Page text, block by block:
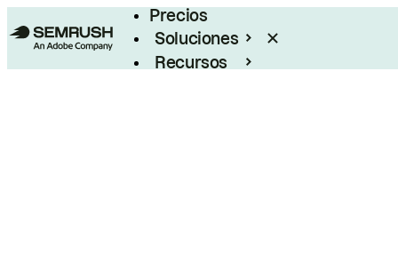
Precios
Soluciones
Recursos